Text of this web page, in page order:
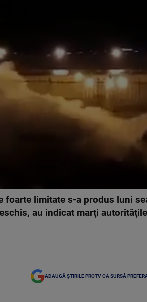
foarte limitate s-a produs luni
au indicat marţi
ADAUGĂ ȘTIRILE PROTV CA SURSĂ